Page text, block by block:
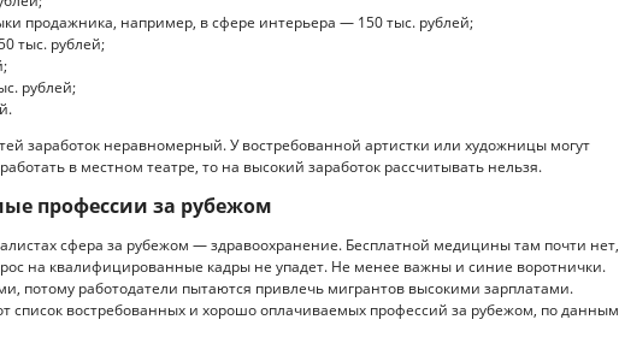
продажника, например, в сфере интерьера — 150 тыс. рублей;
тыс. рублей;
рублей;
заработок неравномерный. У востребованной артистки или художницы могут
в местном театре, то на высокий заработок рассчитывать нельзя.
профессии за рубежом
сфера за рубежом — здравоохранение. Бесплатной медицины там почти нет,
на квалифицированные кадры не упадет. Не менее важны и синие воротнички.
потому работодатели пытаются привлечь мигрантов высокими зарплатами.
список востребованных и хорошо оплачиваемых профессий за рубежом, по данным